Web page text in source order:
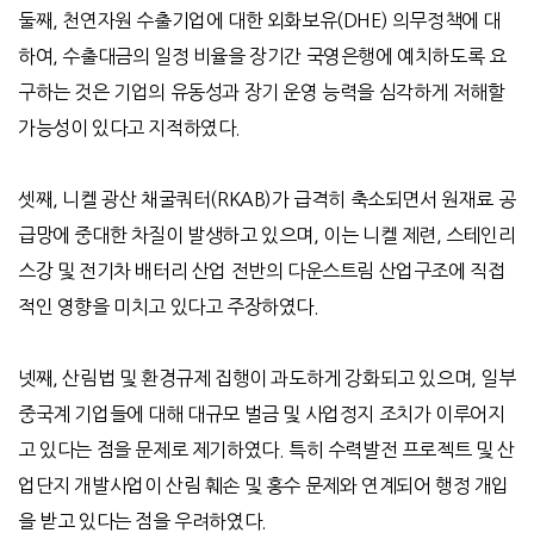
둘째, 천연자원 수출기업에 대한 외화보유(DHE) 의무정책에 대
하여, 수출대금의 일정 비율을 장기간 국영은행에 예치하도록 요
구하는 것은 기업의 유동성과 장기 운영 능력을 심각하게 저해할
가능성이 있다고 지적하였다.
셋째, 니켈 광산 채굴쿼터(RKAB)가 급격히 축소되면서 원재료 공
급망에 중대한 차질이 발생하고 있으며, 이는 니켈 제련, 스테인리
스강 및 전기차 배터리 산업 전반의 다운스트림 산업구조에 직접
적인 영향을 미치고 있다고 주장하였다.
넷째, 산림법 및 환경규제 집행이 과도하게 강화되고 있으며, 일부
중국계 기업들에 대해 대규모 벌금 및 사업정지 조치가 이루어지
고 있다는 점을 문제로 제기하였다. 특히 수력발전 프로젝트 및 산
업단지 개발사업이 산림 훼손 및 홍수 문제와 연계되어 행정 개입
을 받고 있다는 점을 우려하였다.